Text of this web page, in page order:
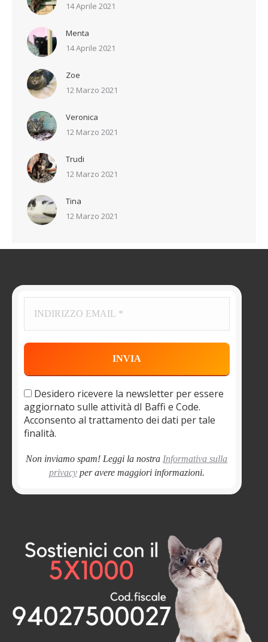
14 Aprile 2021
Menta
14 Aprile 2021
Zoe
12 Marzo 2021
Veronica
12 Marzo 2021
Trudi
12 Marzo 2021
Tina
12 Marzo 2021
Desidero ricevere la newsletter per essere
aggiornato sulle attività dI Baffi e Code.
Acconsento al trattamento dei dati per tale
finalità.
Non inviamo spam! Leggi la nostra Informativa sulla
privacyper avere maggiori informazioni.